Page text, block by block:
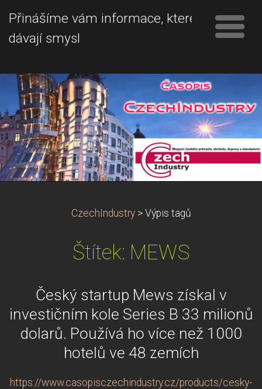
Přinášíme vám informace, které
dávají smysl
CzechIndustry > Výpis tagů
Štítek: MEWS
Český startup Mews získal v
investičním kole Series B 33 milionů
dolarů. Používá ho více než 1000
hotelů ve 48 zemích
https://www.casopisczechindustry.cz/products/cesky-